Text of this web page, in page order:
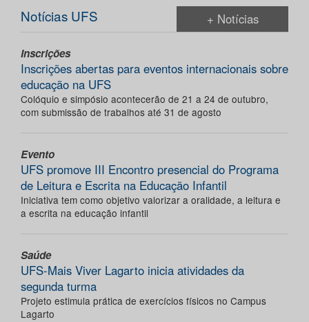
Notícias UFS + Notícias
Inscrições
Inscrições abertas para eventos internacionais sobre
educação na UFS
Colóquio e simpósio acontecerão de 21 a 24 de outubro,
com submissão de trabalhos até 31 de agosto
Evento
UFS promove III Encontro presencial do Programa
de Leitura e Escrita na Educação Infantil
Iniciativa tem como objetivo valorizar a oralidade, a leitura e
a escrita na educação infantil
Saúde
UFS-Mais Viver Lagarto inicia atividades da
segunda turma
Projeto estimula prática de exercícios físicos no Campus
Lagarto